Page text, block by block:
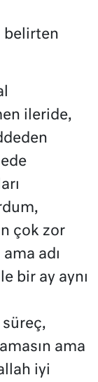
belirten
ileride,
çok zor
adı
bir ay aynı
ama
iyi